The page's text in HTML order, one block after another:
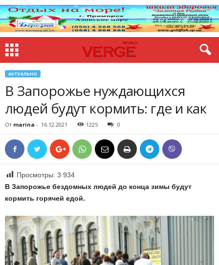
АКТУАЛЬНО
В Запорожье нуждающихся
людей будут кормить: где и как
От marina - 16.12.2021 1225 0
Просмотры: 3 934
В Запорожье бездомных людей до конца зимы будут
кормить горячей едой.